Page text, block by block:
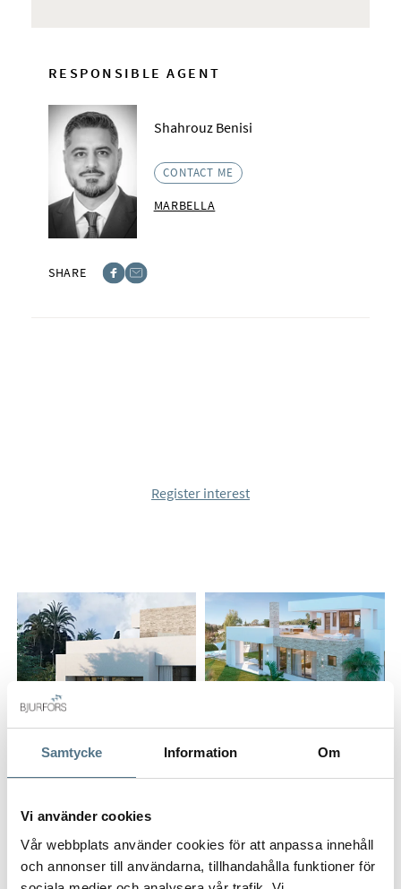
Samtycke Information Om
Vi använder cookies
Vår webbplats använder cookies för att anpassa innehåll
och annonser till användarna, tillhandahålla funktioner för
RESPONSIBLE AGENT
Shahrouz Benisi
CONTACT ME
MARBELLA
SHARE
Register interest
ALL PHOTOS (18)